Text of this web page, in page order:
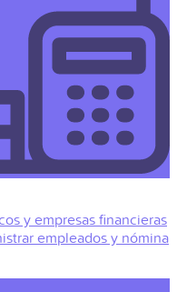
y empresas financieras
empleados y nómina